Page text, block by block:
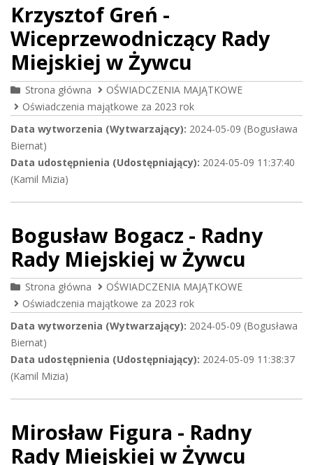
Krzysztof Greń -
Wiceprzewodniczący Rady
Miejskiej w Żywcu
Strona główna
OŚWIADCZENIA MAJĄTKOWE
Oświadczenia majątkowe za 2023 rok
Data wytworzenia (Wytwarzający): 2024-05-09 (Bogusława
Biernat)
Data udostępnienia (Udostępniający): 2024-05-09 11:37:40
(Kamil Mizia)
Bogusław Bogacz - Radny
Rady Miejskiej w Żywcu
Strona główna
OŚWIADCZENIA MAJĄTKOWE
Oświadczenia majątkowe za 2023 rok
Data wytworzenia (Wytwarzający): 2024-05-09 (Bogusława
Biernat)
Data udostępnienia (Udostępniający): 2024-05-09 11:38:37
(Kamil Mizia)
Mirosław Figura - Radny
Rady Miejskiej w Żywcu